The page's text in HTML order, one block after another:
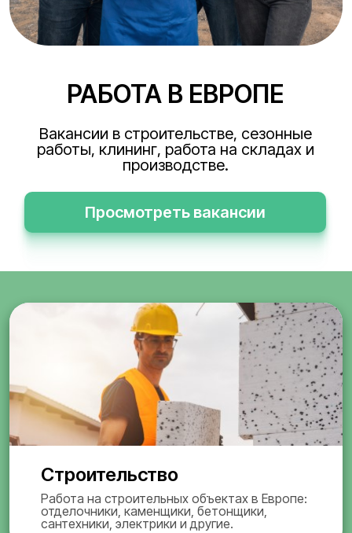
РАБОТА В ЕВРОПЕ
Вакансии в строительстве, сезонные
работы, клининг, работа на складах и
производстве.
Просмотреть вакансии
Строительство
Работа на строительных объектах в Европе:
отделочники, каменщики, бетонщики,
сантехники, электрики и другие.